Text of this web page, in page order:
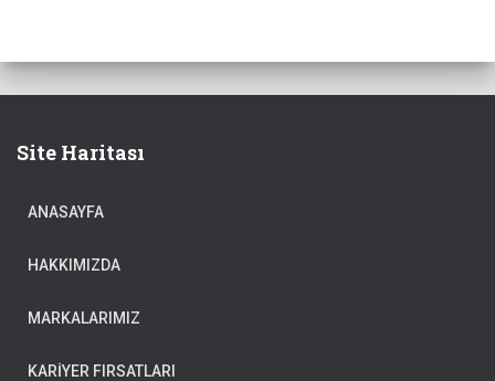
Site Haritası
ANASAYFA
HAKKIMIZDA
MARKALARIMIZ
KARIYER FIRSATLARI